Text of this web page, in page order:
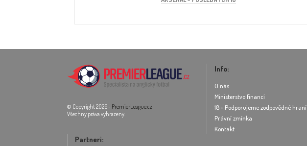
© Copyright 2026 - PremierLeague.cz
Všechny práva vyhrazeny.
Info:
O nás
Ministerstvo financí
18 + Podporujeme zodpovědné hraní
Právní zmínka
Kontakt
Partneri: